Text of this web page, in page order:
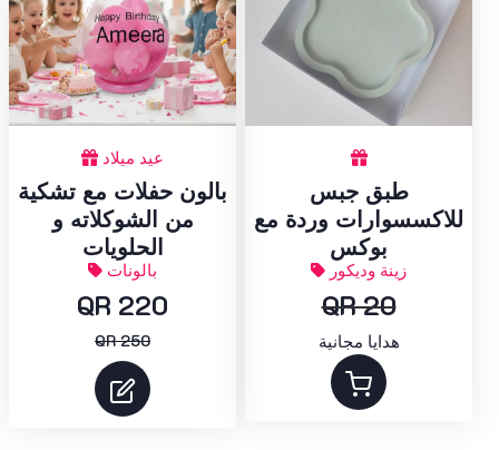
عيد ميلاد
بالون حفلات مع تشكية
من الشوكلاته و
الحلويات
بالونات
QR 220
QR 250
طبق جبس
للاكسسوارات وردة مع
بوكس
زينة وديكور
QR 20
هدايا مجانية